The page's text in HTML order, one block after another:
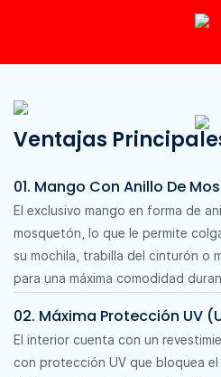
Ventajas
01. Mango Con Anillo De
El exclusivo mango en forma de
mosquetón, lo que le permite
su mochila, trabilla del cinturón o
para una máxima comodidad
02. Máxima Protección UV
El interior cuenta con un
con protección UV que bloquea el